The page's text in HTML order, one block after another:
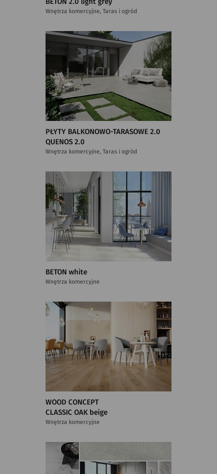
BETON 2.0 light grey
Wnętrza komercyjne, Taras i ogród
PŁYTY BALKONOWO-TARASOWE 2.0
QUENOS 2.0
Wnętrza komercyjne, Taras i ogród
BETON white
Wnętrza komercyjne
WOOD CONCEPT
CLASSIC OAK beige
Wnętrza komercyjne